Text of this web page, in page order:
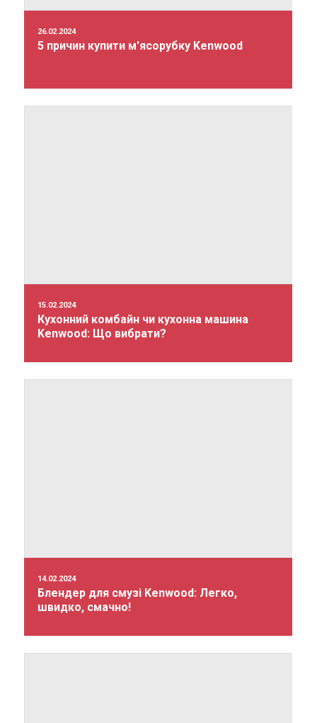
26.02.2024
5 причин купити м'ясорубку Kenwood
15.02.2024
Кухонний комбайн чи кухонна машина
Kenwood: Що вибрати?
14.02.2024
Блендер для смузі Kenwood: Легко,
швидко, смачно!